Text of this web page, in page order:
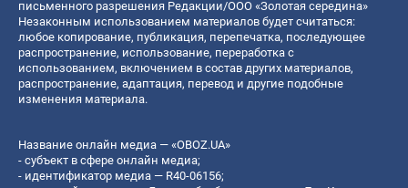
письменного разрешения Редакции/ООО «Золотая середина»
Незаконным использованием материалов будет считаться:
любое копирование, публикация, перепечатка, последующее
распространение, использование, переработка с
использованием, включением в состав других материалов,
распространение, адаптация, перевод и другие подобные
изменения материала.
Название онлайн медиа — «OBOZ.UA»
- субъект в сфере онлайн медиа;
- идентификатор медиа — R40-06156;